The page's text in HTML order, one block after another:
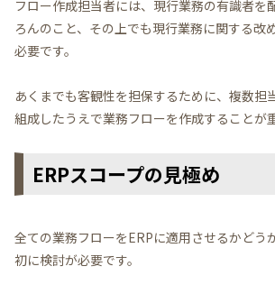
フロー作成担当者には、現行業務の有識者を
ろんのこと、その上でも現行業務に関する改
必要です。
あくまでも客観性を担保するために、複数担
組成したうえで業務フローを作成することが
ERPスコープの見極め
全ての業務フローをERPに適用させるかどう
初に検討が必要です。